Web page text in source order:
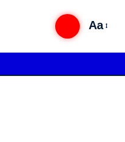
Aa